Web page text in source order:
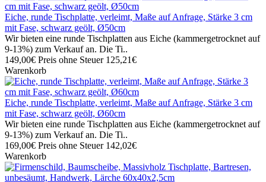
Eiche, runde Tischplatte, verleimt, Maße auf Anfrage, Stärke 3 cm
mit Fase, schwarz geölt, Ø50cm
Wir bieten eine runde Tischplatten aus Eiche (kammergetrocknet auf
9-13%) zum Verkauf an. Die Ti..
149,00€ Preis ohne Steuer 125,21€
Warenkorb
Eiche, runde Tischplatte, verleimt, Maße auf Anfrage, Stärke 3 cm
mit Fase, schwarz geölt, Ø60cm
Wir bieten eine runde Tischplatten aus Eiche (kammergetrocknet auf
9-13%) zum Verkauf an. Die Ti..
169,00€ Preis ohne Steuer 142,02€
Warenkorb